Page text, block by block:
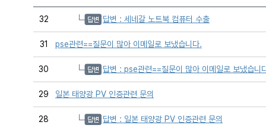
32 답변 : 세네갈 노트북 컴퓨터 수출
31 pse관련==질문이 많아 이메일로 보냈습니다.
30 답변 : pse관련==질문이 많아 이메일로 보냈습니
29 일본 태양광 PV 인증관련 문의
28 답변 : 일본 태양광 PV 인증관련 문의